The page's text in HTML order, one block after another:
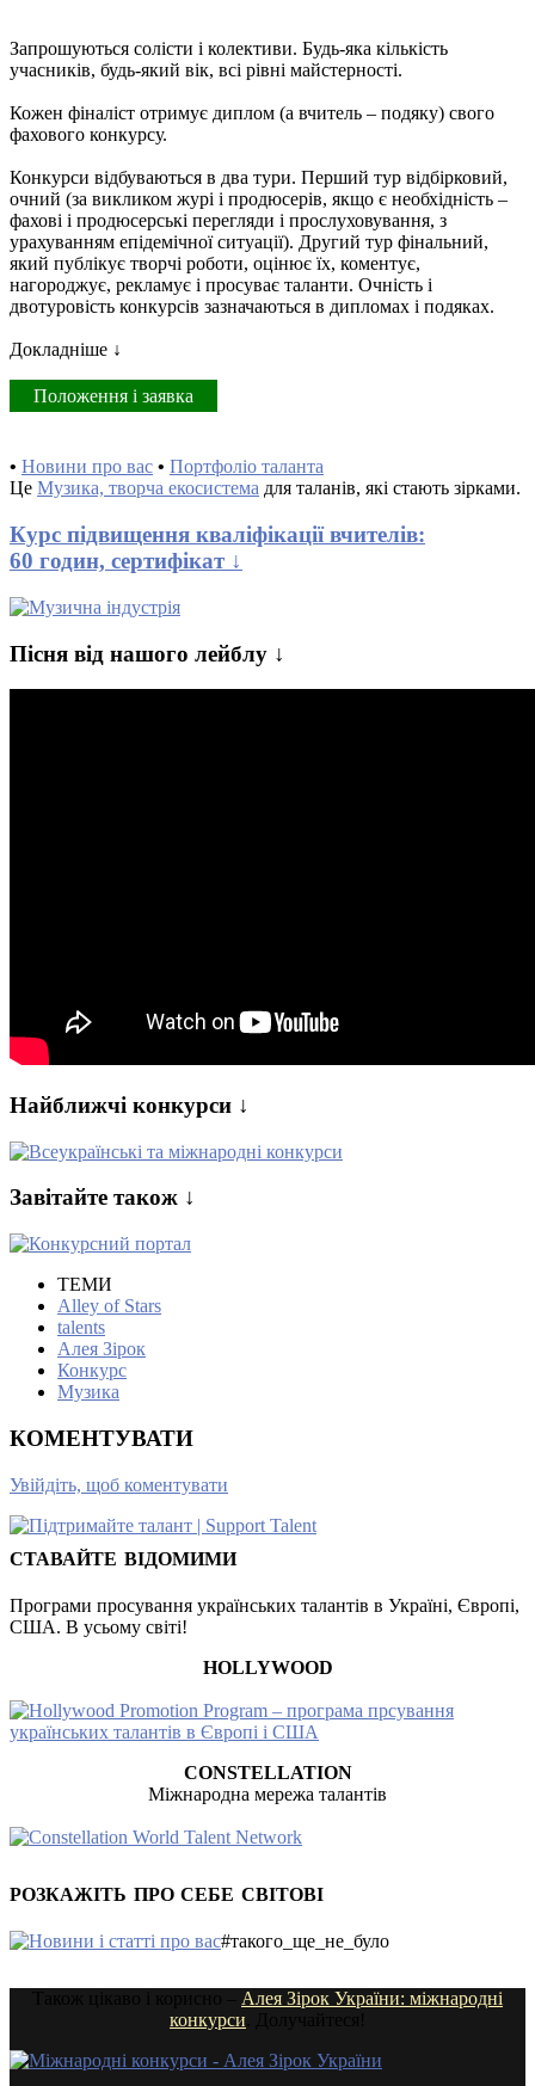
Запрошуються солісти і колективи. Будь-яка кількість
учасників, будь-який вік, всі рівні майстерності.
Кожен фіналіст отримує диплом (а вчитель – подяку) свого
фахового конкурсу.
Конкурси відбуваються в два тури. Перший тур відбірковий,
очний (за викликом журі і продюсерів, якщо є необхідність –
фахові і продюсерські перегляди і прослуховування, з
урахуванням епідемічної ситуації). Другий тур фінальний,
який публікує творчі роботи, оцінює їх, коментує,
нагороджує, рекламує і просуває таланти. Очність і
двотуровість конкурсів зазначаються в дипломах і подяках.
Докладніше ↓
Положення і заявка
• Новини про вас • Портфоліо таланта
Це Музика, творча екосистема для таланів, які стають зірками.
Курс підвищення кваліфікації вчителів:
60 годин, сертифікат ↓
Пісня від нашого лейблу ↓
Найближчі конкурси ↓
Завітайте також ↓
ТЕМИ
Alley of Stars
talents
Алея Зірок
Конкурс
Музика
КОМЕНТУВАТИ
Увійдіть, щоб коментувати
СТАВАЙТЕ ВІДОМИМИ
Програми просування українських талантів в Україні, Європі,
США. В усьому світі!
HOLLYWOOD
CONSTELLATION
Міжнародна мережа талантів
РОЗКАЖІТЬ ПРО СЕБЕ СВІТОВІ
#такого_ще_не_було
Алея Зірок України: міжнародні
конкурси